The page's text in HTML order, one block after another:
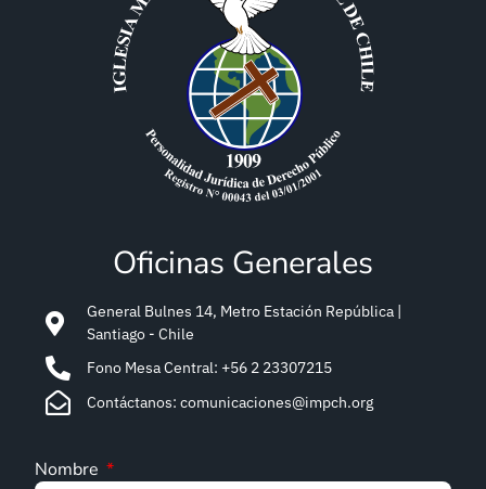
Oficinas Generales
General Bulnes 14, Metro Estación República |
Santiago - Chile
Fono Mesa Central: +56 2 23307215
Contáctanos: comunicaciones@impch.org
Nombre